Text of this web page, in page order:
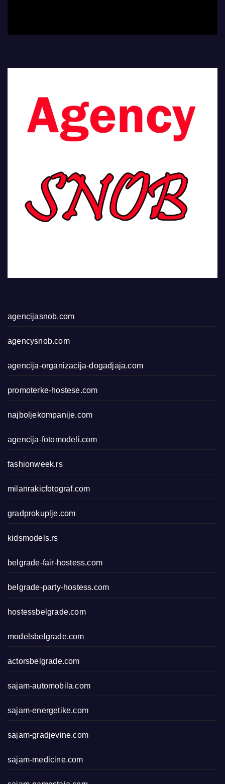
agencijasnob.com
agencysnob.com
agencija-organizacija-dogadjaja.com
promoterke-hostese.com
najboljekompanije.com
agencija-fotomodeli.com
fashionweek.rs
milanrakicfotograf.com
gradprokuplje.com
kidsmodels.rs
belgrade-fair-hostess.com
belgrade-party-hostess.com
hostessbelgrade.com
modelsbelgrade.com
actorsbelgrade.com
sajam-automobila.com
sajam-energetike.com
sajam-gradjevine.com
sajam-medicine.com